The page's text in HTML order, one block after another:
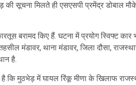
सूचना मिलते ही एसएसपी प्रमेंद्र डोबाल
बरामद किए हैं. घटना में प्रयोग स्विफ्ट कार
मंडावर, थाना मंडावर, जिला दौसा,
है.
कि मुठभेड़ में घायल रिंकू मीणा के खिलाफ